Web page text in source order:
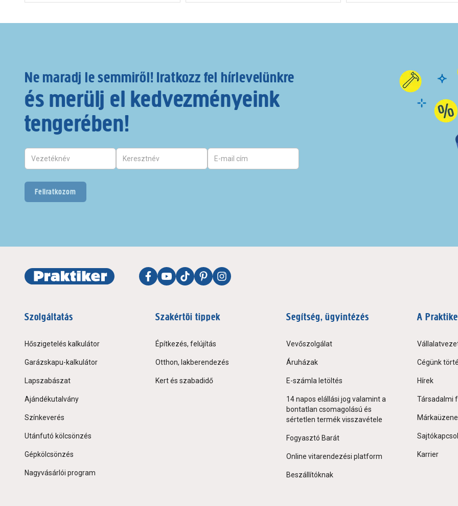
Ne maradj le semmiről! Iratkozz fel hírlevelünkre
és merülj el kedvezményeink
tengerében!
Feliratkozom
Szolgáltatás
Hőszigetelés kalkulátor
Garázskapu-kalkulátor
Lapszabászat
Ajándékutalvány
Színkeverés
Utánfutó kölcsönzés
Gépkölcsönzés
Nagyvásárlói program
Szakértői tippek
Építkezés, felújítás
Otthon, lakberendezés
Kert és szabadidő
Segítség, ügyintézés
Vevőszolgálat
Áruházak
E-számla letöltés
14 napos elállási jog valamint a
bontatlan csomagolású és
sértetlen termék visszavétele
Fogyasztó Barát
Online vitarendezési platform
Beszállítóknak
A
Cégünk
Hírek
Társadalmi
Karrier